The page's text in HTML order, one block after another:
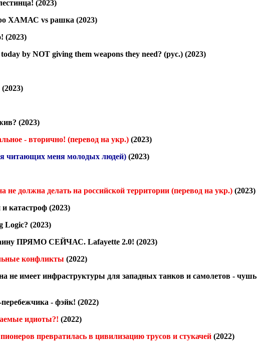
(2023)
ХАМАС vs рашка (2023)
(2023)
by NOT giving them weapons they need? (рус.)(2023)
(2023)
(2023)
- вторично! (перевод на укр.)(2023)
читающих меня молодых людей)(2023)
должна делать на российской территории (перевод на укр.)(2023)
катастроф(2023)
Logic? (2023)
ПРЯМО СЕЙЧАС. Lafayette 2.0! (2023)
конфликты (2022)
не имеет инфраструктуры для западных танков и самолетов - чушь
перебежчика - фэйк! (2022)
идиоты?! (2022)
превратилась в цивилизацию трусов и стукачей(2022)